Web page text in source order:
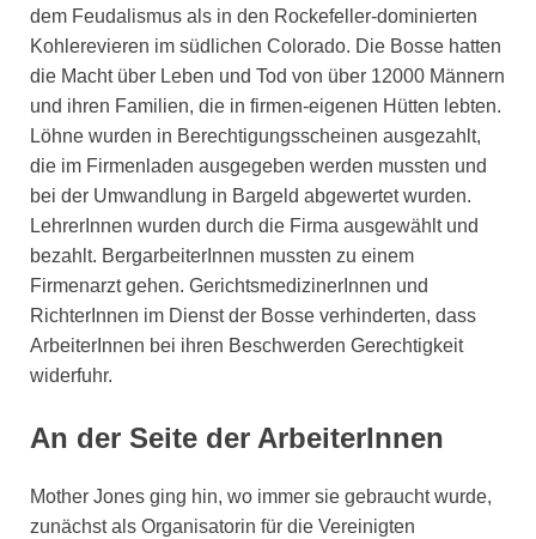
dem Feudalismus als in den Rockefeller-dominierten
Kohlerevieren im südlichen Colorado. Die Bosse hatten
die Macht über Leben und Tod von über 12000 Männern
und ihren Familien, die in firmen-eigenen Hütten lebten.
Löhne wurden in Berechtigungsscheinen ausgezahlt,
die im Firmenladen ausgegeben werden mussten und
bei der Umwandlung in Bargeld abgewertet wurden.
LehrerInnen wurden durch die Firma ausgewählt und
bezahlt. BergarbeiterInnen mussten zu einem
Firmenarzt gehen. GerichtsmedizinerInnen und
RichterInnen im Dienst der Bosse verhinderten, dass
ArbeiterInnen bei ihren Beschwerden Gerechtigkeit
widerfuhr.
An der Seite der ArbeiterInnen
Mother Jones ging hin, wo immer sie gebraucht wurde,
zunächst als Organisatorin für die Vereinigten